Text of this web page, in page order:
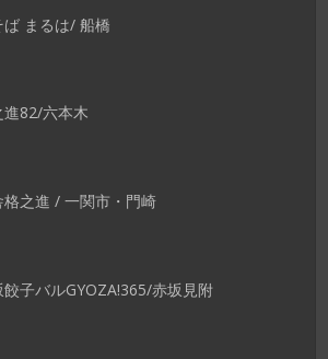
ば まるは/ 船橋
進82/六本木
格之進 / 一関市・門崎
餃子バルGYOZA!365/赤坂見附